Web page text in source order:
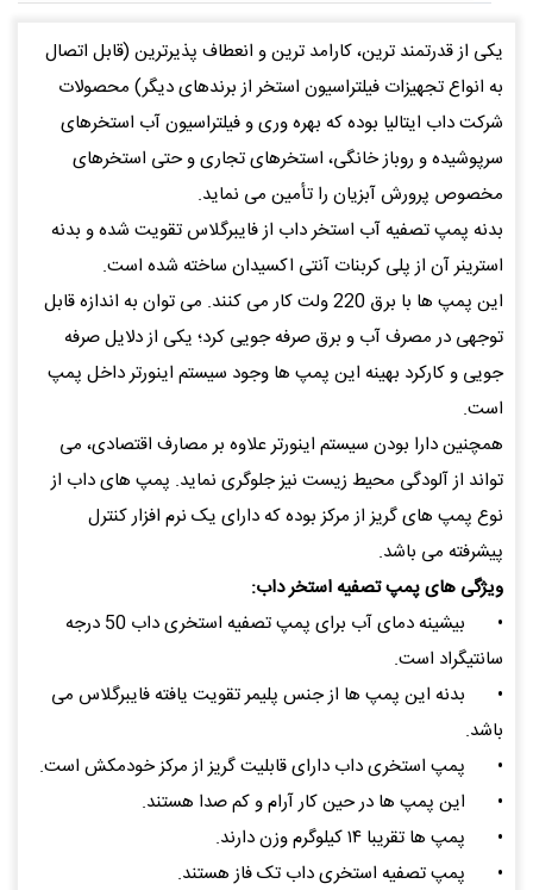
یکی از قدرتمند ترین، کارامد ترین و انعطاف پذیرترین (قابل اتصال
به انواع تجهیزات فیلتراسیون استخر از برندهای دیگر) محصولات
شرکت داب ایتالیا بوده که بهره وری و فیلتراسیون آب استخرهای
سرپوشیده و روباز خانگی، استخرهای تجاری و حتی استخرهای
مخصوص پرورش آبزیان را تأمین می نماید.
بدنه پمپ تصفیه آب استخر داب از فایبرگلاس تقویت شده و بدنه
استرینر آن از پلی کربنات آنتی اکسیدان ساخته شده است.
این پمپ ها با برق 220 ولت کار می کنند. می توان به اندازه قابل
توجهی در مصرف آب و برق صرفه جویی کرد؛ یکی از دلایل صرفه
جویی و کارکرد بهینه این پمپ ها وجود سیستم اینورتر داخل پمپ
است.
همچنین دارا بودن سیستم اینورتر علاوه بر مصارف اقتصادی، می
تواند از آلودگی محیط زیست نیز جلوگری نماید. پمپ های داب از
نوع پمپ های گریز از مرکز بوده که دارای یک نرم افزار کنترل
پیشرفته می باشد.
ویژگی های پمپ تصفیه استخر داب:
•
بیشینه دمای آب برای پمپ تصفیه استخری داب 50 درجه
سانتیگراد است.
•
بدنه این پمپ ها از جنس پلیمر تقویت یافته فایبرگلاس می
باشد.
•
پمپ استخری داب دارای قابلیت گریز از مرکز خودمکش است.
•
این پمپ ها در حین کار آرام و کم صدا هستند.
•
پمپ ها تقریبا ۱۴ کیلوگرم وزن دارند.
•
پمپ تصفیه استخری داب تک فاز هستند.